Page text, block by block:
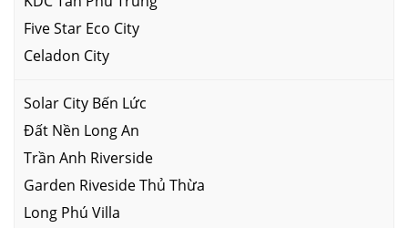
Five Star Eco City
Celadon City
Solar City Bến Lức
Đất Nền Long An
Trần Anh Riverside
Garden Riveside Thủ Thừa
Long Phú Villa